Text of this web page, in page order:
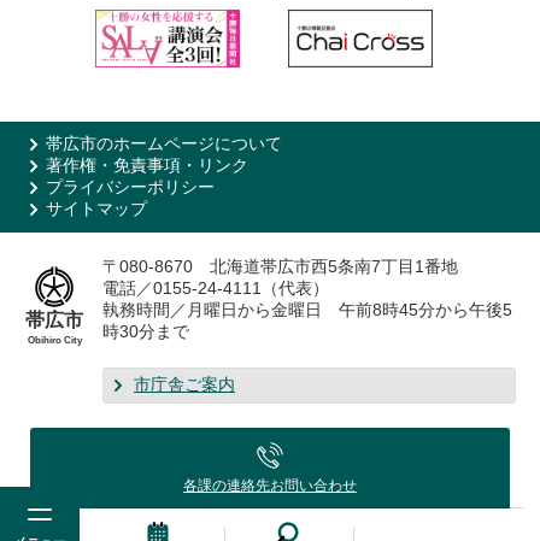
帯広市のホームページについて
著作権・免責事項・リンク
プライバシーポリシー
サイトマップ
帯広市
Obihiro City
〒080-8670 北海道帯広市西5条南7丁目1番地
電話／0155-24-4111（代表）
執務時間／月曜日から金曜日 午前8時45分から午後5
時30分まで
市庁舎ご案内
各課の連絡先お問い合わせ